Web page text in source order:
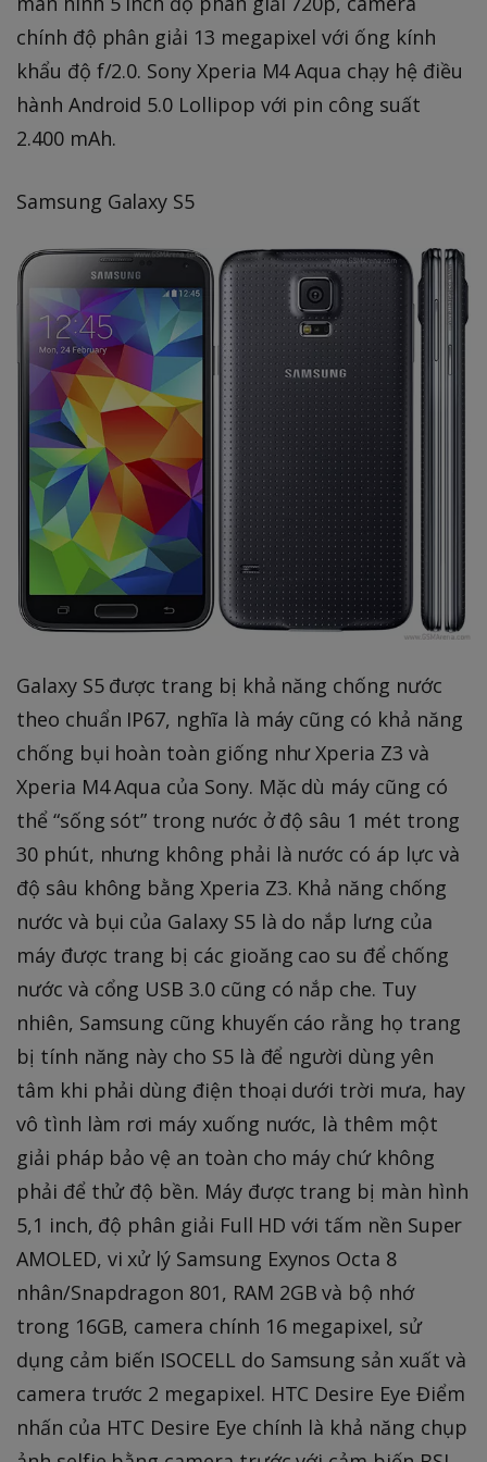
chính độ phân giải 13 megapixel với ống kính
khẩu độ f/2.0. Sony Xperia M4 Aqua chạy hệ điều
hành Android 5.0 Lollipop với pin công suất
2.400 mAh.
Samsung Galaxy S5
Galaxy S5 được trang bị khả năng chống nước
theo chuẩn IP67, nghĩa là máy cũng có khả năng
chống bụi hoàn toàn giống như Xperia Z3 và
Xperia M4 Aqua của Sony. Mặc dù máy cũng có
thể “sống sót” trong nước ở độ sâu 1 mét trong
30 phút, nhưng không phải là nước có áp lực và
độ sâu không bằng Xperia Z3. Khả năng chống
nước và bụi của Galaxy S5 là do nắp lưng của
máy được trang bị các gioăng cao su để chống
nước và cổng USB 3.0 cũng có nắp che. Tuy
nhiên, Samsung cũng khuyến cáo rằng họ trang
bị tính năng này cho S5 là để người dùng yên
tâm khi phải dùng điện thoại dưới trời mưa, hay
vô tình làm rơi máy xuống nước, là thêm một
giải pháp bảo vệ an toàn cho máy chứ không
phải để thử độ bền. Máy được trang bị màn hình
5,1 inch, độ phân giải Full HD với tấm nền Super
AMOLED, vi xử lý Samsung Exynos Octa 8
nhân/Snapdragon 801, RAM 2GB và bộ nhớ
trong 16GB, camera chính 16 megapixel, sử
dụng cảm biến ISOCELL do Samsung sản xuất và
camera trước 2 megapixel. HTC Desire Eye Điểm
nhấn của HTC Desire Eye chính là khả năng chụp